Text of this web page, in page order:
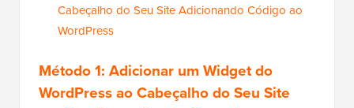
Cabeçalho do Seu Site Adicionando Código ao
WordPress
Método 1: Adicionar um Widget do
WordPress ao Cabeçalho do Seu Site